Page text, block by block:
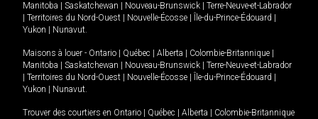
Manitoba
Saskatchewan Nouveau-Brunswick
Terre-Neuve-et-Labrador
Territoires du Nord-Ouest Nouvelle-Écosse Île-du-Prince-Édouard
Yukon
Nunavut.
Maisons à louer - Ontario Québec Alberta Colombie-Britannique
Manitoba
Saskatchewan Nouveau-Brunswick
Terre-Neuve-et-Labrador
Territoires du Nord-Ouest Nouvelle-Écosse Île-du-Prince-Édouard
Yukon
Nunavut.
Trouver des courtiers en Ontario Québec Alberta
Colombie-Britannique